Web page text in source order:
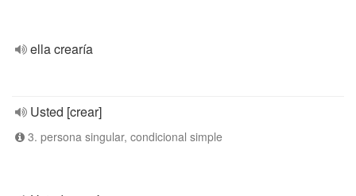
ella crearía
Usted [crear]
3. persona singular, condicional simple